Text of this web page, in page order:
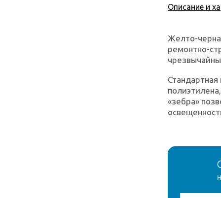
Описание и
Желто-
ремонтно-
«зебра»